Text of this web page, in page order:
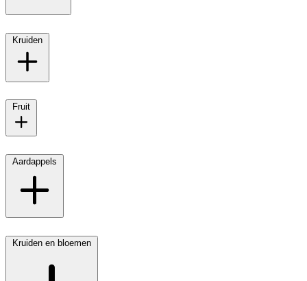
Kruiden
Fruit
Aardappels
Kruiden en bloemen